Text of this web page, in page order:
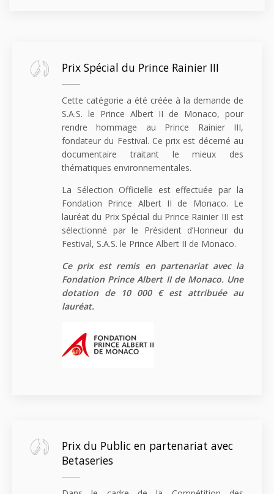
Prix Spécial du Prince Rainier III
Cette catégorie a été créée à la demande de
S.A.S. le Prince Albert II de Monaco, pour
rendre hommage au Prince Rainier III,
fondateur du Festival. Ce prix est décerné au
documentaire traitant le mieux des
thématiques environnementales.
La Sélection Officielle est effectuée par la
Fondation Prince Albert II de Monaco. Le
lauréat du Prix Spécial du Prince Rainier III est
sélectionné par le Président d’Honneur du
Festival, S.A.S. le Prince Albert II de Monaco.
Ce prix est remis en partenariat avec la
Fondation Prince Albert II de Monaco. Une
dotation de 10 000 € est attribuée au
lauréat.
Prix du Public en partenariat avec
Betaseries